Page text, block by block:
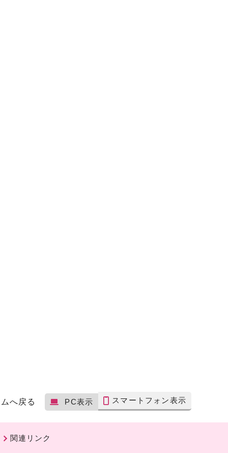
へ戻る PC表示 スマートフォン表示
関連リンク